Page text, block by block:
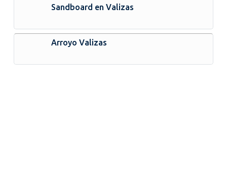
Sandboard en Valizas
Arroyo Valizas